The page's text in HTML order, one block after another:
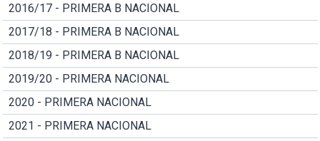
2016/17 - PRIMERA B NACIONAL
2017/18 - PRIMERA B NACIONAL
2018/19 - PRIMERA B NACIONAL
2019/20 - PRIMERA NACIONAL
2020 - PRIMERA NACIONAL
2021 - PRIMERA NACIONAL